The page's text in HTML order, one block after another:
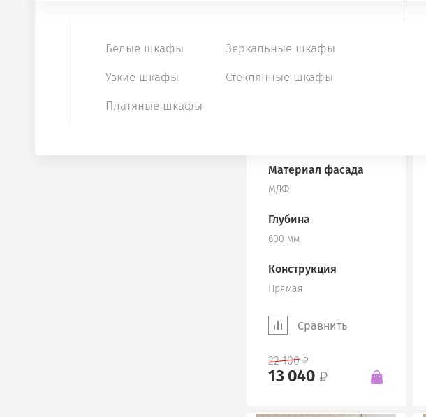
Белые шкафы
Зеркальные шкафы
Узкие шкафы
Стеклянные шкафы
Платяные шкафы
Материал фасада
МДФ
Глубина
600 мм
Конструкция
Прямая
Сравнить
22 100
13 040